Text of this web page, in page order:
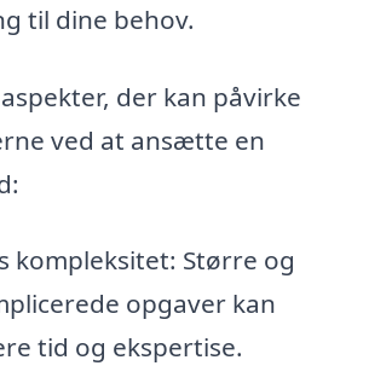
til dine behov.
der kan påvirke
ved at ansætte en
kompleksitet: Større og
opgaver kan
tid og ekspertise.